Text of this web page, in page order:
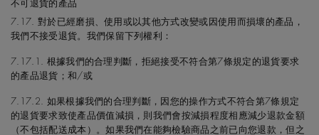
不可退貨的產品
7.17. 對於已經磨損、使用或以其他方式改變或因使用而損壞的產品，
我們不接受退貨。我們保留下列權利：
7.17.1. 根據我們的合理判斷，拒絕接受不符合第7條規定的退貨要求
的產品退貨；和/或
7.17.2. 如果根據我們的合理判斷，因您的操作方式不符合第7條規定
的退貨要求致使產品價值減損，則我們會按減損程度相應減少退款金額
（不包括配送成本）。如果我們在能夠檢驗商品之前已向您退款，但之